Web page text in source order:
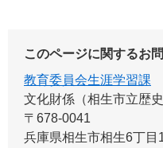
このページに関するお
教育委員会生涯学習課
文化財係（相生市立歴
〒678-0041
兵庫県相生市相生6丁目